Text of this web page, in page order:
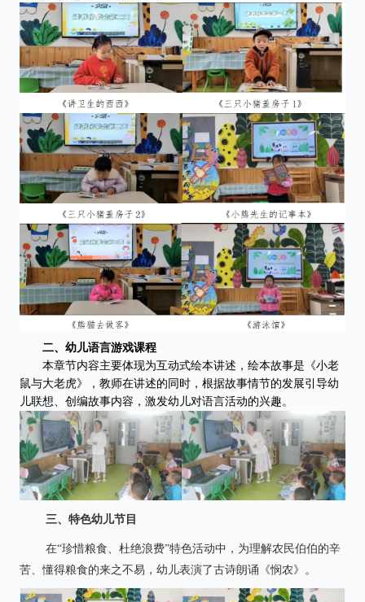
二、幼儿语言游戏课程
本章节内容主要体现为互动式绘本讲述，绘本故事是《小老
鼠与大老虎》，教师在讲述的同时，根据故事情节的发展引导幼
儿联想、创编故事内容，激发幼儿对语言活动的兴趣。
三、特色幼儿节目
在“珍惜粮食、杜绝浪费”特色活动中，为理解农民伯伯的辛
苦、懂得粮食的来之不易，幼儿表演了古诗朗诵《悯农》。